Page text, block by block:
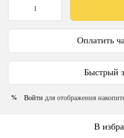
Оплатить
Быстрый
% Войти для отображения
В